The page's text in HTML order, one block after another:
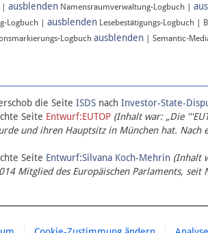
ausblenden Namensraumverwaltung-Logbuch |
Logbuch | ausblenden Lesebestätigungs-Logbuch |
Logbuch ausblenden | Semantic-
die Seite ISDS nach Investor-State-
Seite Entwurf:EUTOP (Inhalt war: „Die
und ihren Hauptsitz in München hat. Nach
Seite Entwurf:Silvana Koch-Mehrin (Inhalt
Mitglied des Europäischen Parlaments,